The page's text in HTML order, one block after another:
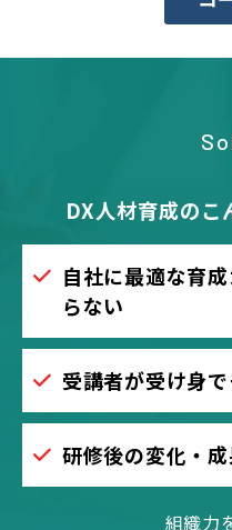
DX人材育成のこ
自社に最適な育
らない
受講者が受け身
研修後の変化・
組織力